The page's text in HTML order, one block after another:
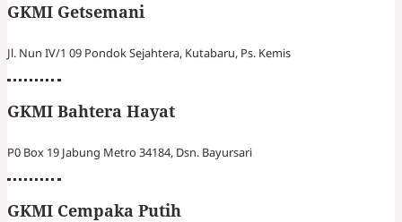
GKMI Getsemani
Jl. Nun IV/1 09 Pondok Sejahtera, Kutabaru, Ps. Kemis
GKMI Bahtera Hayat
P0 Box 19 Jabung Metro 34184, Dsn. Bayursari
GKMI Cempaka Putih